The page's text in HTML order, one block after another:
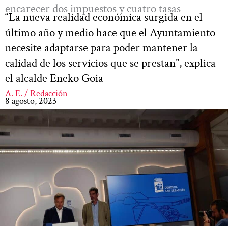
encarecer dos impuestos y cuatro tasas
“La nueva realidad económica surgida en el
último año y medio hace que el Ayuntamiento
necesite adaptarse para poder mantener la
calidad de los servicios que se prestan”, explica
el alcalde Eneko Goia
A. E. / Redacción
8 agosto, 2023